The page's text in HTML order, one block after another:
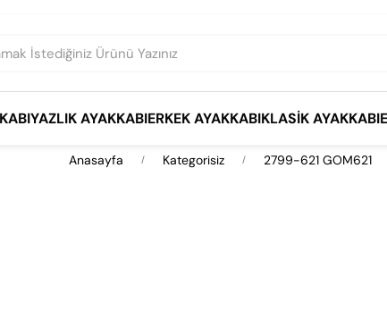
YAZLIK AYAKKABIERKEK AYAKKABIKLASIK AYAKKABI
Anasayfa Kategorisiz 2799-621 GOM621